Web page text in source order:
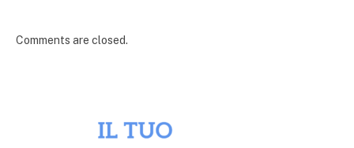
Comments are closed.